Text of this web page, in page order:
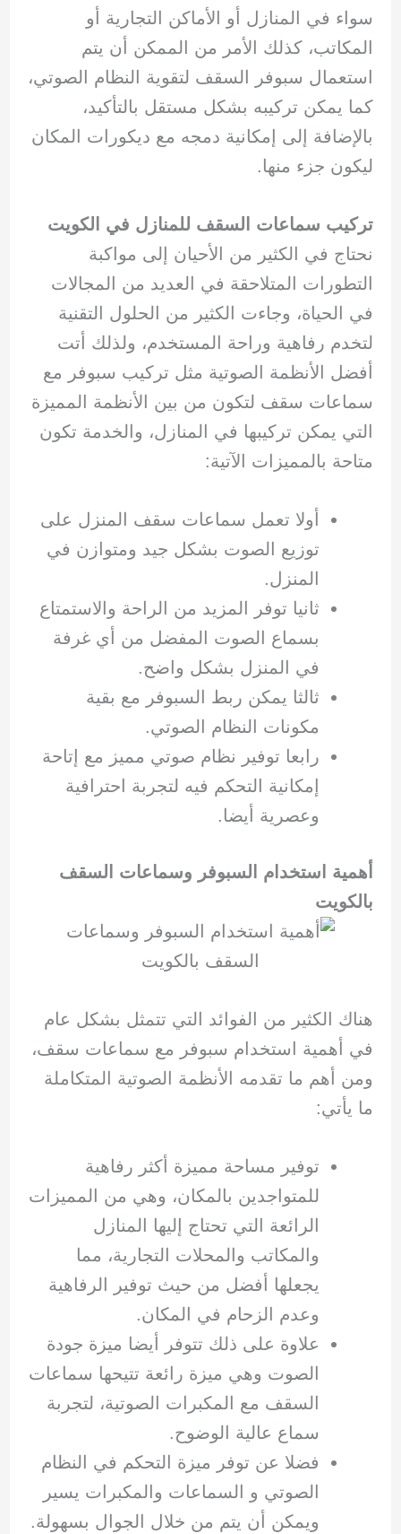
سواء في المنازل أو الأماكن التجارية أو
المكاتب، كذلك الأمر من الممكن أن يتم
استعمال سبوفر السقف لتقوية النظام الصوتي،
كما يمكن تركيبه بشكل مستقل بالتأكيد،
بالإضافة إلى إمكانية دمجه مع ديكورات المكان
ليكون جزء منها.
تركيب سماعات السقف للمنازل في الكويت
نحتاج في الكثير من الأحيان إلى مواكبة
التطورات المتلاحقة في العديد من المجالات
في الحياة، وجاءت الكثير من الحلول التقنية
لتخدم رفاهية وراحة المستخدم، ولذلك أتت
أفضل الأنظمة الصوتية مثل تركيب سبوفر مع
سماعات سقف لتكون من بين الأنظمة المميزة
التي يمكن تركيبها في المنازل، والخدمة تكون
متاحة بالمميزات الآتية:
أولا تعمل سماعات سقف المنزل على
توزيع الصوت بشكل جيد ومتوازن في
المنزل.
ثانيا توفر المزيد من الراحة والاستمتاع
بسماع الصوت المفضل من أي غرفة
في المنزل بشكل واضح.
ثالثا يمكن ربط السبوفر مع بقية
مكونات النظام الصوتي.
رابعا توفير نظام صوتي مميز مع إتاحة
إمكانية التحكم فيه لتجربة احترافية
وعصرية أيضا.
أهمية استخدام السبوفر وسماعات السقف
بالكويت
هناك الكثير من الفوائد التي تتمثل بشكل عام
في أهمية استخدام سبوفر مع سماعات سقف،
ومن أهم ما تقدمه الأنظمة الصوتية المتكاملة
ما يأتي:
توفير مساحة مميزة أكثر رفاهية
للمتواجدين بالمكان، وهي من المميزات
الرائعة التي تحتاج إليها المنازل
والمكاتب والمحلات التجارية، مما
يجعلها أفضل من حيث توفير الرفاهية
وعدم الزحام في المكان.
علاوة على ذلك تتوفر أيضا ميزة جودة
الصوت وهي ميزة رائعة تتيحها سماعات
السقف مع المكبرات الصوتية، لتجربة
سماع عالية الوضوح.
فضلا عن توفر ميزة التحكم في النظام
الصوتي و السماعات والمكبرات يسير
ويمكن أن يتم من خلال الجوال بسهولة.